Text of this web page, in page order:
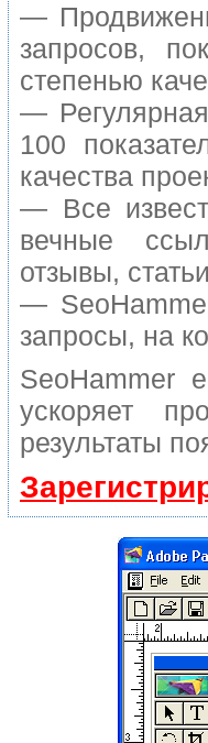
—
запросов,
степенью
—
100
качества
— Все
вечные
отзывы,
—
запросы, на
SeoHammer
ускоряет
результаты